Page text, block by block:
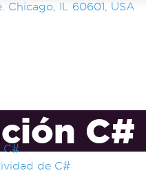
Chicago, IL 60601, USA
C#
de C#
C#